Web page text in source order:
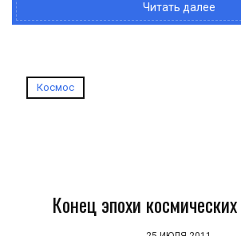
Читать далее
Космос
Конец эпохи